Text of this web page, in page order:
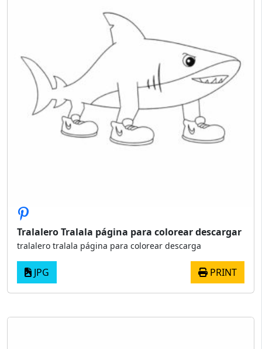
Tralalero Tralala página para colorear descargar
tralalero tralala página para colorear descarga
JPG PRINT